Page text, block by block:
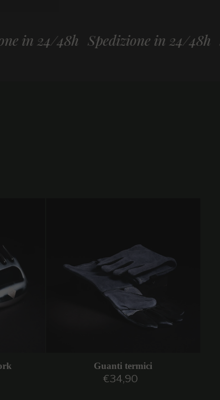
48h Spedizione in 24/48h
Guanti termici
Prezzo regolare
€34,90